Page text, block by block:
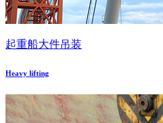
起重船大件吊装
Heavy lifting